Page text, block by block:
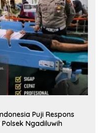
Puji Respons
Ngadiluwih